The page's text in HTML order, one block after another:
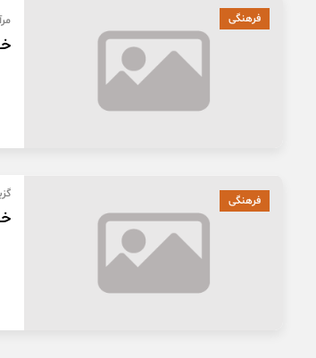
فرهنگی
فرهنگی